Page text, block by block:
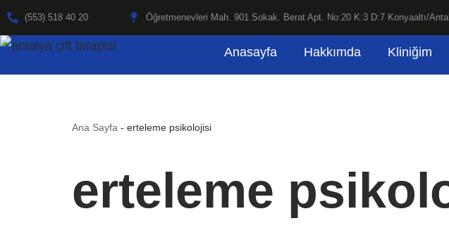
İçeriğe
(553) 518 40 20 Öğretmenevleri Mah. 901 Sokak. Berat Apt. No:20 K:3 D:7 Konyaaltı/
Anasayfa Hakkımda Kliniğim
Ana Sayfa - erteleme psikolojisi
erteleme